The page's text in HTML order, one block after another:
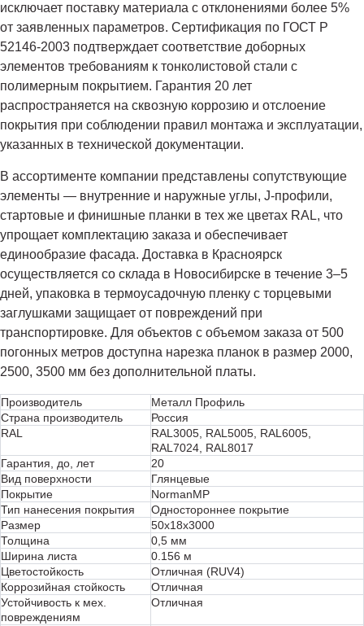
исключает поставку материала с отклонениями более 5%
от заявленных параметров. Сертификация по ГОСТ Р
52146-2003 подтверждает соответствие доборных
элементов требованиям к тонколистовой стали с
полимерным покрытием. Гарантия 20 лет
распространяется на сквозную коррозию и отслоение
покрытия при соблюдении правил монтажа и эксплуатации,
указанных в технической документации.
В ассортименте компании представлены сопутствующие
элементы — внутренние и наружные углы, J-профили,
стартовые и финишные планки в тех же цветах RAL, что
упрощает комплектацию заказа и обеспечивает
единообразие фасада. Доставка в Красноярск
осуществляется со склада в Новосибирске в течение 3–5
дней, упаковка в термоусадочную пленку с торцевыми
заглушками защищает от повреждений при
транспортировке. Для объектов с объемом заказа от 500
погонных метров доступна нарезка планок в размер 2000,
2500, 3500 мм без дополнительной платы.
Производитель
Металл Профиль
Страна производитель
Россия
RAL
RAL3005, RAL5005, RAL6005,
RAL7024, RAL8017
Гарантия, до, лет
20
Вид поверхности
Глянцевые
Покрытие
NormanMP
Тип нанесения покрытия
Одностороннее покрытие
Размер
50х18х3000
Толщина
0,5 мм
Ширина листа
0.156 м
Цветостойкость
Отличная (RUV4)
Коррозийная стойкость
Отличная
Устойчивость к мех.
повреждениям
Отличная